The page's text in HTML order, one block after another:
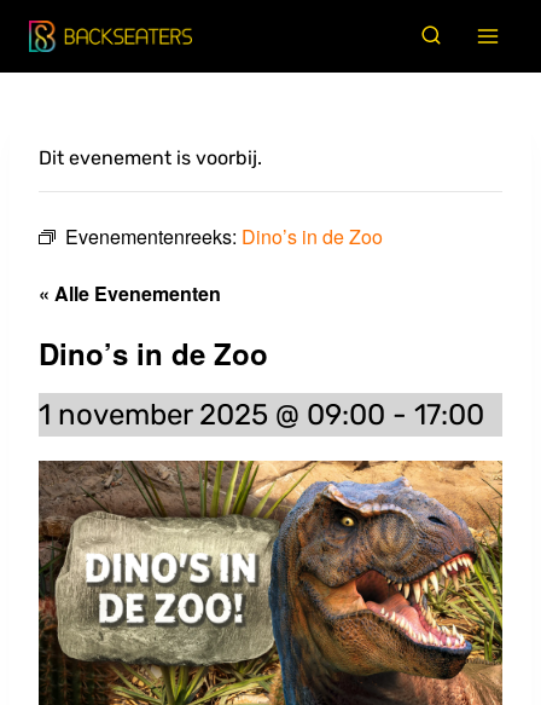
Doorgaan
naar
Dit evenement is voorbij.
Evenementenreeks: Dino’s in de Zoo
« Alle Evenementen
Dino’s in de Zoo
1 november 2025 @ 09:00 - 17:00